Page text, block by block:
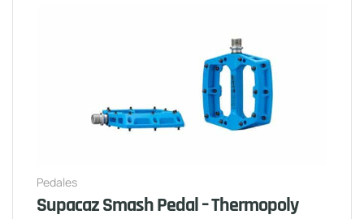
Pedales
Supacaz Smash Pedal – Thermopoly